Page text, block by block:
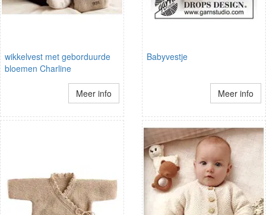
wikkelvest met geborduurde
bloemen Charline
Meer info
Babyvestje
Meer info